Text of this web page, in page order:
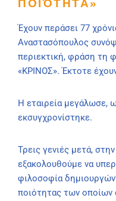
ΠΟΙΌΤΗΤΑ»
Έχουν περάσει 77
Αναστασόπουλος
περιεκτική, φράση τη
«ΚΡΙΝΟΣ». Έκτοτε
Η εταιρεία μεγάλωσε,
εκσυγχρονίστηκε.
Τρεις γενιές μετά,
εξακολουθούμε να
φιλοσοφία
ποιότητας των οποίων